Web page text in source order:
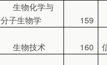
生物化学与
分子生物学
159
生物技术 160